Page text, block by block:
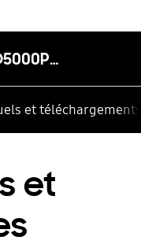
UA40D5000PW
et téléchargements
et